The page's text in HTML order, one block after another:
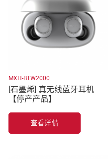
MXH-BTW2000
[石墨烯] 真无线蓝牙耳机
【停产产品】
查看详情